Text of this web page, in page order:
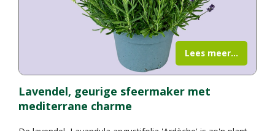
Lavendel, geurige sfeermaker met
mediterrane charme
Lees meer...